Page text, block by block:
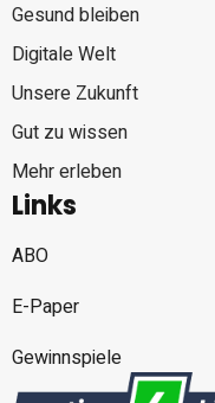
Gesund bleiben
Digitale Welt
Unsere Zukunft
Gut zu wissen
Mehr erleben
Links
ABO
E-Paper
Gewinnspiele